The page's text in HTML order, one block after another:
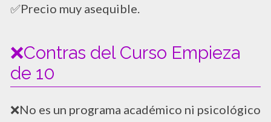
✅Precio muy asequible.
❌Contras del Curso Empieza
de 10
❌No es un programa académico ni psicológico